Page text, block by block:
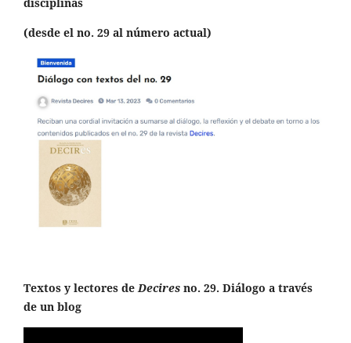
(desde el no. 29 al número actual)
Textos y lectores de Decires no. 29. Diálogo a través
de un blog